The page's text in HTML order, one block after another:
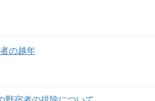
の越年
野宿者の排除について